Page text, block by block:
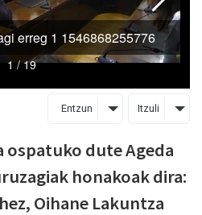
Entzun Itzuli
ospatuko dute Ageda
honakoak dira:
Oihane Lakuntza